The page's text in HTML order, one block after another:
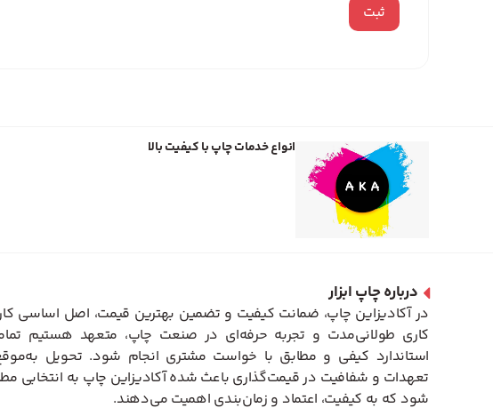
انواع خدمات چاپ با کیفیت بالا
درباره چاپ ابزار
در آکادیزاین چاپ، ضمانت کیفیت و تضمین بهترین قیمت، اصل اساسی
کاری طولانی‌مدت و تجربه حرفه‌ای در صنعت چاپ، متعهد هستیم
استاندارد کیفی و مطابق با خواست مشتری انجام شود. تحویل
تعهدات و شفافیت در قیمت‌گذاری باعث شده آکادیزاین چاپ به انتخابی
شود که به کیفیت، اعتماد و زمان‌بندی اهمیت می‌دهند.